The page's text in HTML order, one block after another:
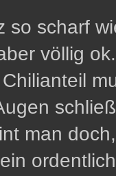
so scharf
völlig
man